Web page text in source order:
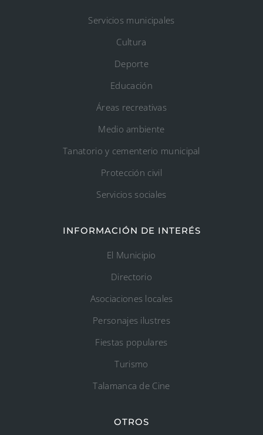
Servicios municipales
Cultura
Deporte
Educación
Áreas recreativas
Medio ambiente
Tanatorio y cementerio municipal
Protección civil
Servicios sociales
INFORMACIÓN DE INTERÉS
El Municipio
Directorio
Asociaciones locales
Personajes ilustres
Fiestas populares
Turismo
Talamanca de Cine
OTROS